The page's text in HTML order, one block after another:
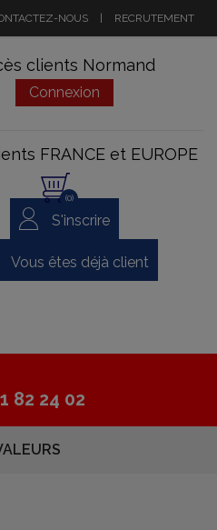
NOUS RECRUTEMENT
clients Normand
Connexion
FRANCE et EUROPE
(0)
S'inscrire
Vous êtes déjà client
82 24 02